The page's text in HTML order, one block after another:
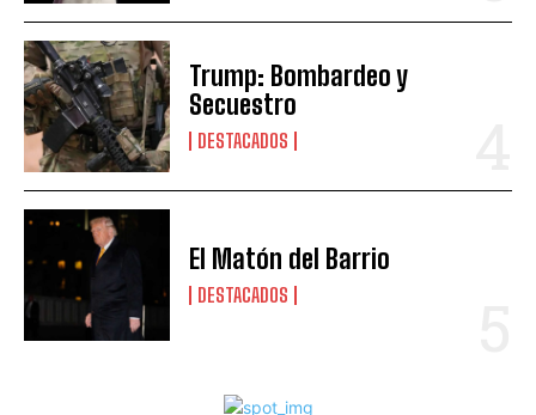
Trump: Bombardeo y
Secuestro
DESTACADOS
El Matón del Barrio
DESTACADOS